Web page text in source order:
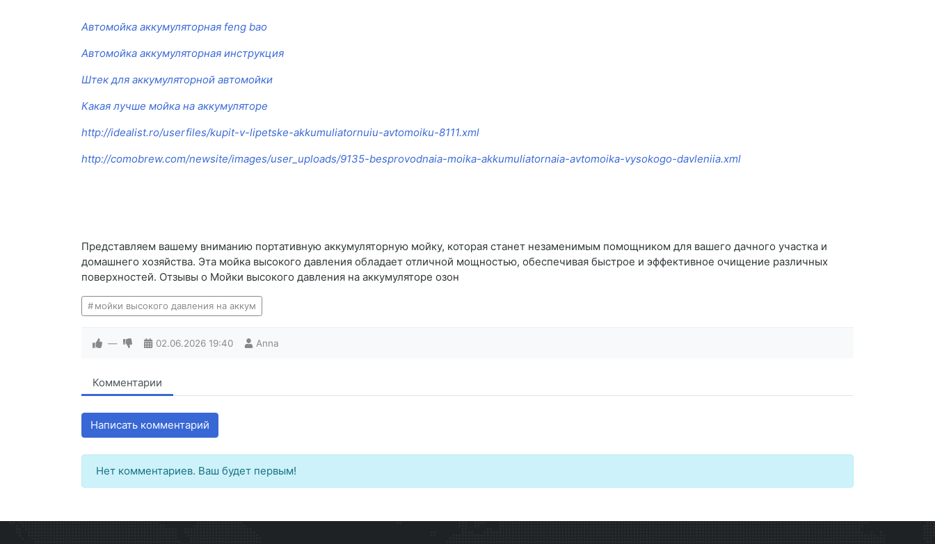
Автомойка аккумуляторная feng bao
Автомойка аккумуляторная инструкция
Штек для аккумуляторной автомойки
Какая лучше мойка на аккумуляторе
http://idealist.ro/userfiles/kupit-v-lipetske-akkumuliatornuiu-avtomoiku-8111.xml
http://comobrew.com/newsite/images/user_uploads/9135-besprovodnaia-moika-akkumuliatornaia-avtomoika-vysokogo-davleniia.xml
Представляем вашему вниманию портативную аккумуляторную мойку, которая станет незаменимым помощником для вашего дачного участка и
домашнего хозяйства. Эта мойка высокого давления обладает отличной мощностью, обеспечивая быстрое и эффективное очищение различных
поверхностей. Отзывы о Мойки высокого давления на аккумуляторе озон
мойки высокого давления на аккум
— 02.06.2026 19:40 Anna
Комментарии
Написать комментарий
Нет комментариев. Ваш будет первым!